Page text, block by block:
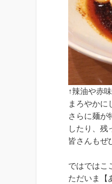
↑辣油や赤
まろやかに
さらに麺が
したり、残
皆さんもぜ
ではではこ
ただいま【